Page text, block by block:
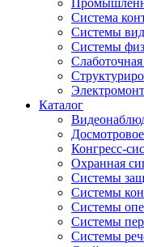
Система
Системы
Системы
Каталог
Конгресс-
Охранная
Системы
Системы
Системы
Системы
Системы